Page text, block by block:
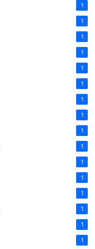
1
1
1
1
1
1
1
1
1
1
1
1
1
1
1
1